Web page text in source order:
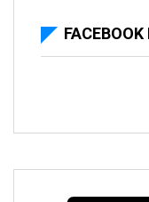
FACEBOOK